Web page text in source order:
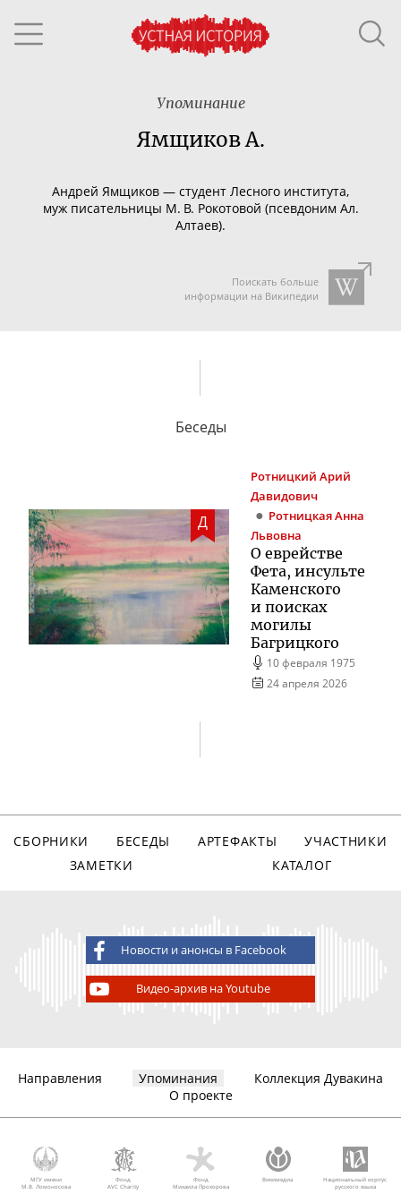
Упоминание
Ямщиков А.
Андрей Ямщиков — студент Лесного института,
муж писательницы М. В. Рокотовой (псевдоним Ал.
Алтаев).
Поискать больше
информации на Википедии
Беседы
Д
Ротницкий Арий
Давидович
Ротницкая Анна
Львовна
О еврействе
Фета, инсульте
Каменского
и поисках
могилы
Багрицкого
10 февраля 1975
24 апреля 2026
СБОРНИКИ БЕСЕДЫ АРТЕФАКТЫ
УЧАСТНИКИ
ЗАМЕТКИ
КАТАЛОГ
Новости и анонсы в Facebook
Видео-архив на Youtube
Направления Упоминания
Коллекция Дувакина
О проекте
МГУ имени
М.В. Ломоносова
Фонд
AVC Charity
Фонд
Михаила Прохорова
Викимедиа
Национальный корпус
русского языка